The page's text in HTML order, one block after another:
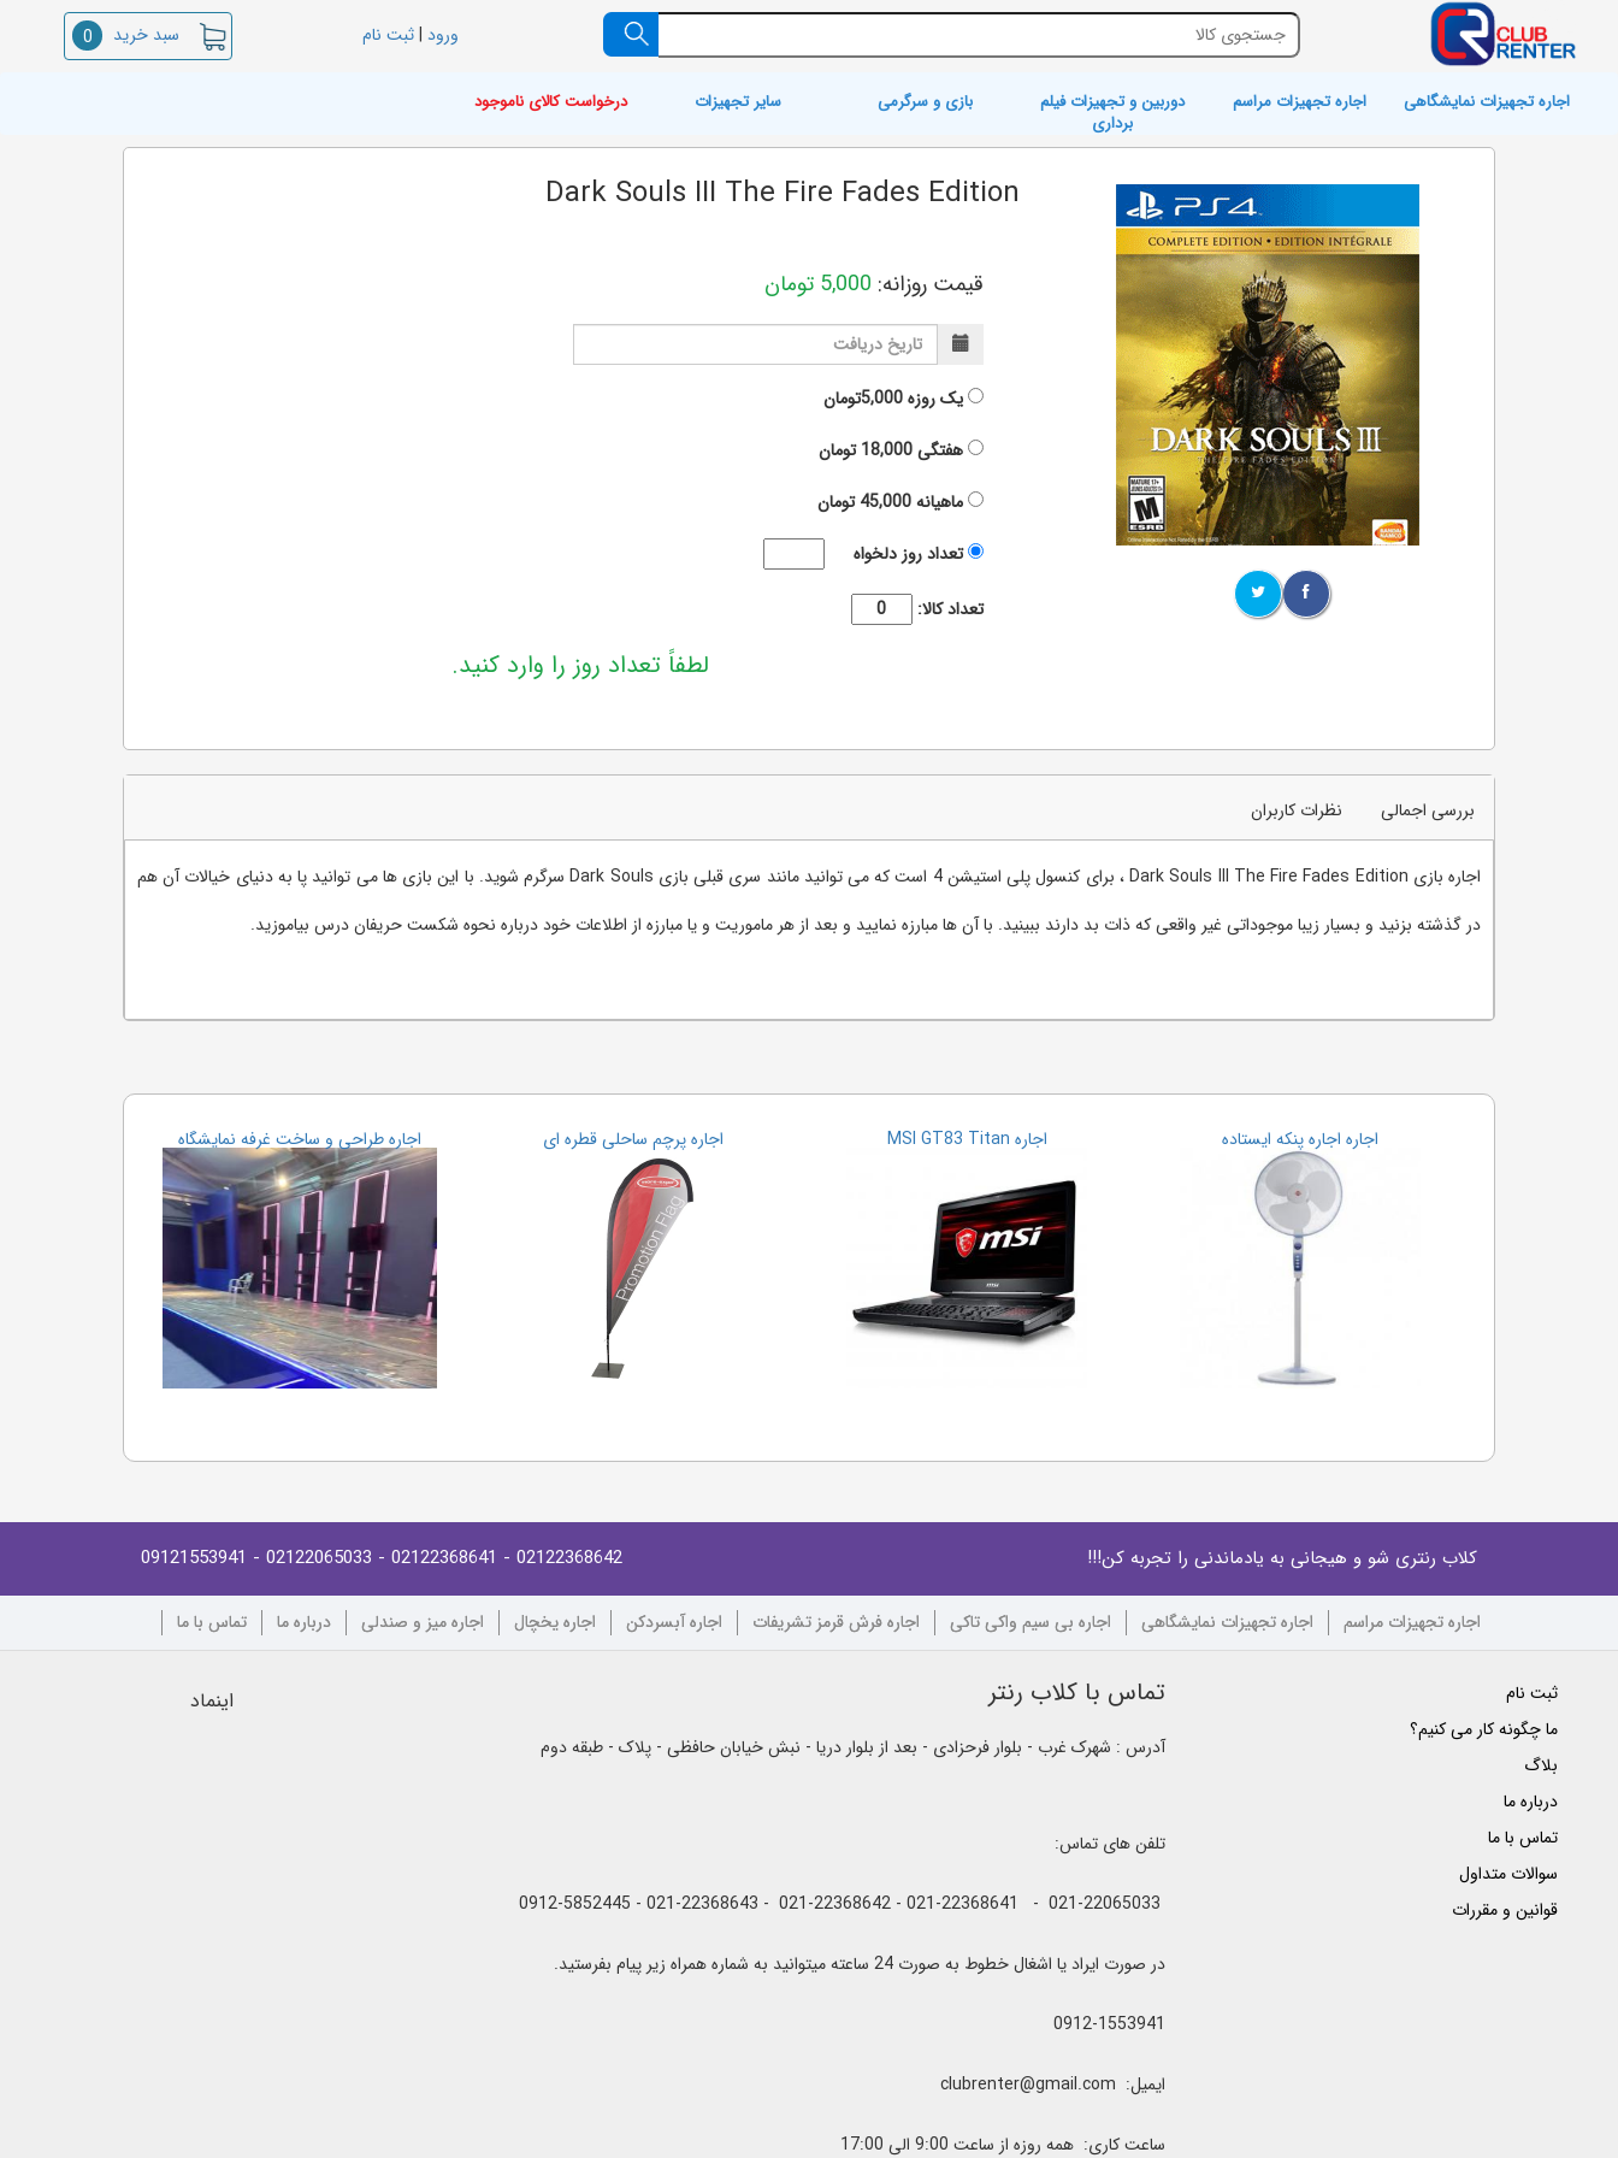
ورود |ثبت نام سبد خرید 0
اجاره تجهیزات نمایشگاهی اجاره تجهیزات مراسم
دوربین و تجهیزات فیلم
برداری
بازی و سرگرمی سایر تجهیزات درخواست کالای ناموجود
Dark Souls III The Fire Fades Edition
قیمت روزانه: 5,000 تومان
یک روزه5,000تومان
هفتگی18,000تومان
ماهیانه45,000تومان
تعداد روز دلخواه
تعداد کالا:
لطفاً تعداد روز را وارد کنید.
بررسی اجمالی نظرات کاربران
اجاره بازی Dark Souls III The Fire Fades Edition ، برای کنسول پلی استیشن 4 است که می توانید مانند سری قبلی بازی Dark Souls سرگرم شوید. با این بازی ها می توانید پا به دنیای خیالات آن هم
در گذشته بزنید و بسیار زیبا موجوداتی غیر واقعی که ذات بد دارند ببینید. با آن ها مبارزه نمایید و بعد از هر ماموریت و یا مبارزه از اطلاعات خود درباره نحوه شکست حریفان درس بیاموزید.
اجاره اجاره پنکه ایستاده اجاره MSI GT83 Titan اجاره پرچم ساحلی قطره ای اجاره طراحی و ساخت غرفه نمایشگاه
کلاب رنتری شو و هیجانی به یادماندنی را تجربه کن!!! 02122368642
- 02122368641
- 02122065033
- 09121553941
اجاره تجهیزات مراسم اجاره تجهیزات نمایشگاهی اجاره بی سیم واکی تاکی اجاره فرش قرمز تشریفات اجاره آبسردکن اجاره یخچال اجاره میز و صندلی درباره ما تماس با ما
ثبت نام
ما چگونه کار می کنیم؟
بلاگ
درباره ما
تماس با ما
سوالات متداول
قوانین و مقررات
تماس با کلاب رنتر
آدرس : شهرک غرب - بلوار فرحزادی - بعد از بلوار دریا - نبش خیابان حافظی - پلاک - طبقه دوم
تلفن های تماس:
در صورت ایراد یا اشغال خطوط به صورت 24 ساعته میتوانید به شماره همراه زیر پیام بفرستید.
0912-1553941
ایمیل: clubrenter@gmail.com
ساعت کاری: همه روزه از ساعت 9:00 الی 17:00
اینماد